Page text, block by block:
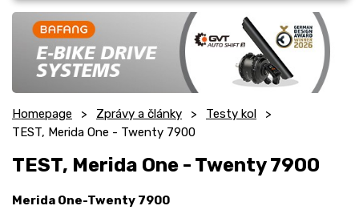
Homepage Zprávy a články
Testy kol
TEST, Merida One - Twenty 7900
TEST, Merida One - Twenty 7900
Merida One-Twenty 7900